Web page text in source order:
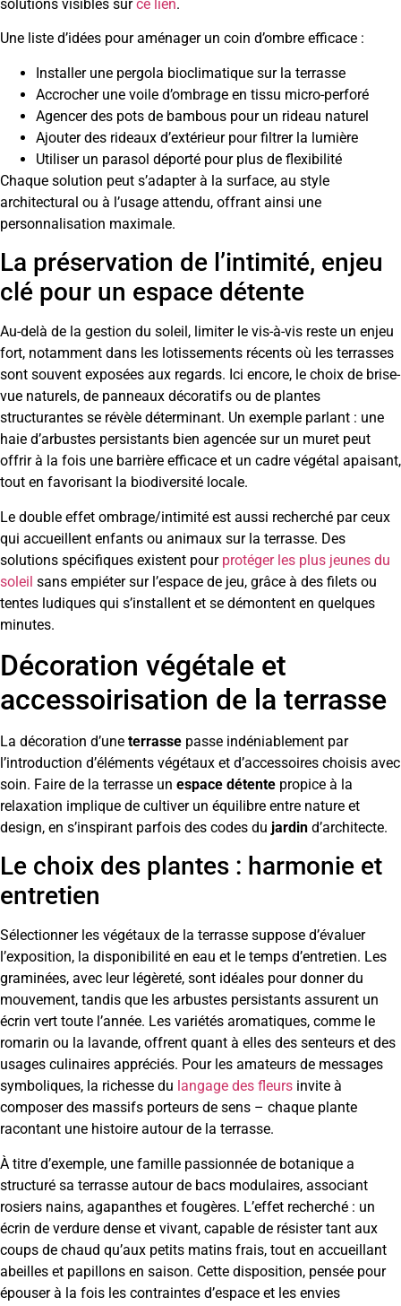
solutions visibles surce lien.
Une liste d’idées pour aménager un coin d’ombre efficace :
Installer une pergola bioclimatique sur la terrasse
Accrocher une voile d’ombrage en tissu micro-perforé
Agencer des pots de bambous pour un rideau naturel
Ajouter des rideaux d’extérieur pour filtrer la lumière
Utiliser un parasol déporté pour plus de flexibilité
Chaque solution peut s’adapter à la surface, au style
architectural ou à l’usage attendu, offrant ainsi une
personnalisation maximale.
La préservation de l’intimité, enjeu
clé pour un espace détente
Au-delà de la gestion du soleil, limiter le vis-à-vis reste un enjeu
fort, notamment dans les lotissements récents où les terrasses
sont souvent exposées aux regards. Ici encore, le choix de brise-
vue naturels, de panneaux décoratifs ou de plantes
structurantes se révèle déterminant. Un exemple parlant : une
haie d’arbustes persistants bien agencée sur un muret peut
offrir à la fois une barrière efficace et un cadre végétal apaisant,
tout en favorisant la biodiversité locale.
Le double effet ombrage/intimité est aussi recherché par ceux
qui accueillent enfants ou animaux sur la terrasse. Des
solutions spécifiques existent pour protéger les plus jeunes du
soleil sans empiéter sur l’espace de jeu, grâce à des filets ou
tentes ludiques qui s’installent et se démontent en quelques
minutes.
Décoration végétale et
accessoirisation de la terrasse
La décoration d’une terrasse passe indéniablement par
l’introduction d’éléments végétaux et d’accessoires choisis avec
soin. Faire de la terrasse un espace détente propice à la
relaxation implique de cultiver un équilibre entre nature et
design, en s’inspirant parfois des codes du jardin d’architecte.
Le choix des plantes : harmonie et
entretien
Sélectionner les végétaux de la terrasse suppose d’évaluer
l’exposition, la disponibilité en eau et le temps d’entretien. Les
graminées, avec leur légèreté, sont idéales pour donner du
mouvement, tandis que les arbustes persistants assurent un
écrin vert toute l’année. Les variétés aromatiques, comme le
romarin ou la lavande, offrent quant à elles des senteurs et des
usages culinaires appréciés. Pour les amateurs de messages
symboliques, la richesse du langage des fleurs invite à
composer des massifs porteurs de sens – chaque plante
racontant une histoire autour de la terrasse.
À titre d’exemple, une famille passionnée de botanique a
structuré sa terrasse autour de bacs modulaires, associant
rosiers nains, agapanthes et fougères. L’effet recherché : un
écrin de verdure dense et vivant, capable de résister tant aux
coups de chaud qu’aux petits matins frais, tout en accueillant
abeilles et papillons en saison. Cette disposition, pensée pour
épouser à la fois les contraintes d’espace et les envies